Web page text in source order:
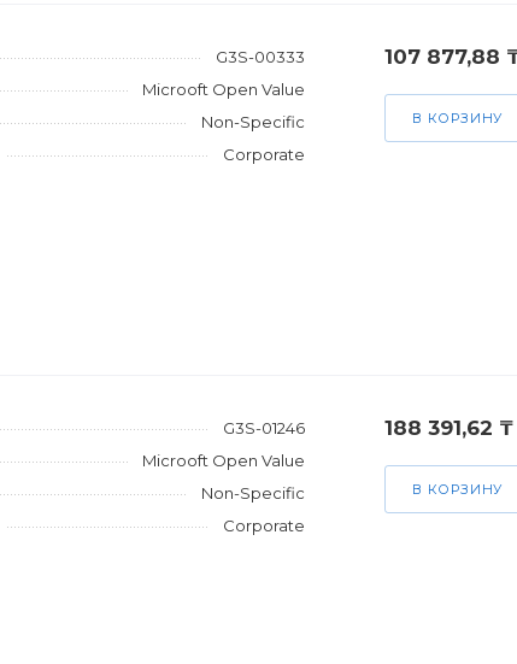
G3S-00333
Microoft Open Value
Non-Specific
Corporate
107 877,88
В КОРЗИНУ
G3S-01246
Microoft Open Value
Non-Specific
Corporate
188 391,62 ₸
В КОРЗИНУ